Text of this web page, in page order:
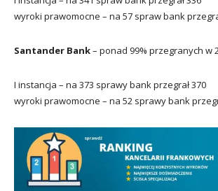
wyroki prawomocne – na 57 spraw bank
Santander Bank– ponad 99% przegranych w
I instancja – na 373 sprawy bank przegrał 370
wyroki prawomocne – na 52 sprawy bank